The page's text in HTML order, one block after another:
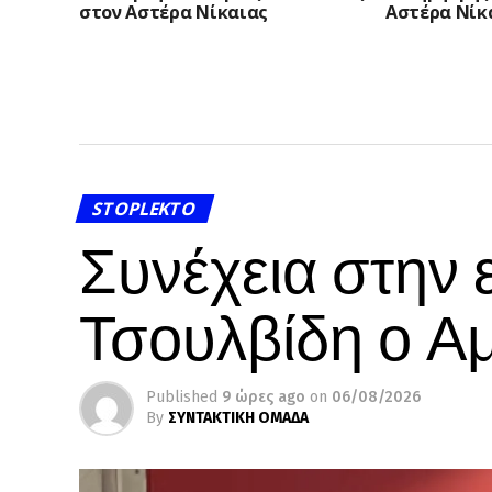
στον Αστέρα Νίκαιας
Αστέρα
STOPLEKTO
Συνέχεια στην
Τσουλβίδη ο
Published 9 ώρες ago on 06/08/2026
By ΣΥΝΤΑΚΤΙΚΗ ΟΜΑΔΑ